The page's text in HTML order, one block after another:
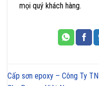
mọi quý khách hàng.
Cấp sơn epoxy – Công Ty